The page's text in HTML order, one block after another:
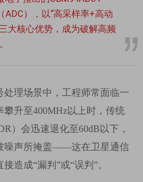
ADC），以“高采样率+高动
大核心优势，成为破解高频
理场景中，工程师常面临一
攀升至400MHz以上时，传统
）会迅速退化至60dB 以下，
噪声所掩盖——这在卫星通信
接造成“漏判 ”或“误判 ”。